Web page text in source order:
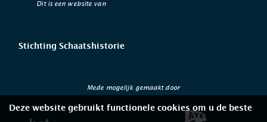
Dit is een website van
Stichting Schaatshistorie
Mede mogelijk gemaakt door
Deze website gebruikt functionele cookies om u de beste